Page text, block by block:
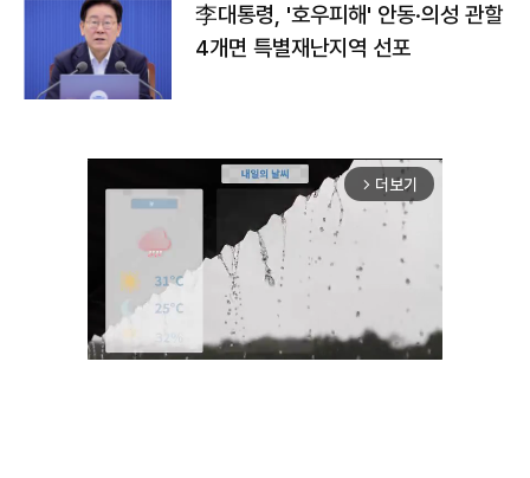
李대통령, '호우피해' 안동·의성 관할
4개면 특별재난지역 선포
arrow_forward_ios 더보기